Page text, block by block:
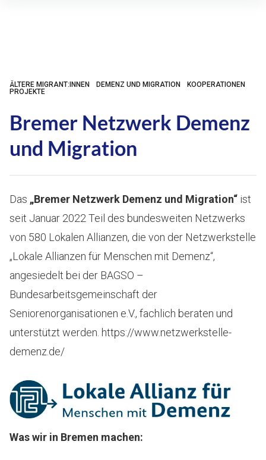
ÄLTERE MIGRANT:INNEN DEMENZ UND MIGRATION
KOOPERATIONEN
PROJEKTE
Bremer Netzwerk Demenz
und Migration
Das „Bremer Netzwerk Demenz und Migration“ ist
seit Januar 2022 Teil des bundesweiten Netzwerks
von 580 Lokalen Allianzen, die von der Netzwerkstelle
„Lokale Allianzen für Menschen mit Demenz“,
angesiedelt bei der BAGSO –
Bundesarbeitsgemeinschaft der
Seniorenorganisationen e.V., fachlich beraten und
unterstützt werden. https://www.netzwerkstelle-
demenz.de/
Was wir in Bremen machen: